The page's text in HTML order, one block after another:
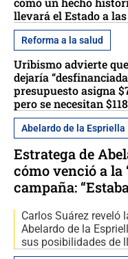
llevará el Estado a
Reforma a la salud
Uribismo advierte
dejaría
presupuesto asigna
pero se necesitan
Abelardo de la Espriella
Estratega de
cómo venció a la
campaña:
Carlos Suárez reveló
Abelardo de la
sus posibilidades de